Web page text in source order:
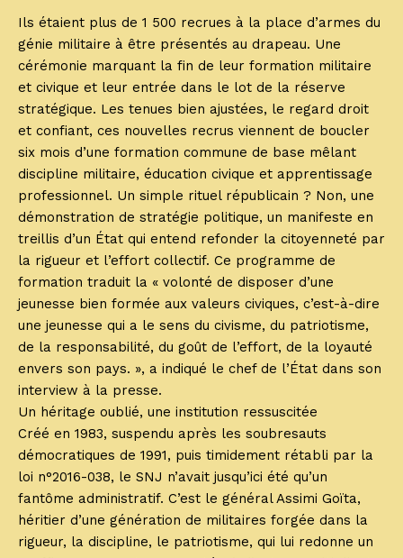
Ils étaient plus de 1 500 recrues à la place d’armes du
génie militaire à être présentés au drapeau. Une
cérémonie marquant la fin de leur formation militaire
et civique et leur entrée dans le lot de la réserve
stratégique. Les tenues bien ajustées, le regard droit
et confiant, ces nouvelles recrus viennent de boucler
six mois d’une formation commune de base mêlant
discipline militaire, éducation civique et apprentissage
professionnel. Un simple rituel républicain ? Non, une
démonstration de stratégie politique, un manifeste en
treillis d’un État qui entend refonder la citoyenneté par
la rigueur et l’effort collectif. Ce programme de
formation traduit la « volonté de disposer d’une
jeunesse bien formée aux valeurs civiques, c’est-à-dire
une jeunesse qui a le sens du civisme, du patriotisme,
de la responsabilité, du goût de l’effort, de la loyauté
envers son pays. », a indiqué le chef de l’État dans son
interview à la presse.
Un héritage oublié, une institution ressuscitée
Créé en 1983, suspendu après les soubresauts
démocratiques de 1991, puis timidement rétabli par la
loi n°2016-038, le SNJ n’avait jusqu’ici été qu’un
fantôme administratif. C’est le général Assimi Goïta,
héritier d’une génération de militaires forgée dans la
rigueur, la discipline, le patriotisme, qui lui redonne un